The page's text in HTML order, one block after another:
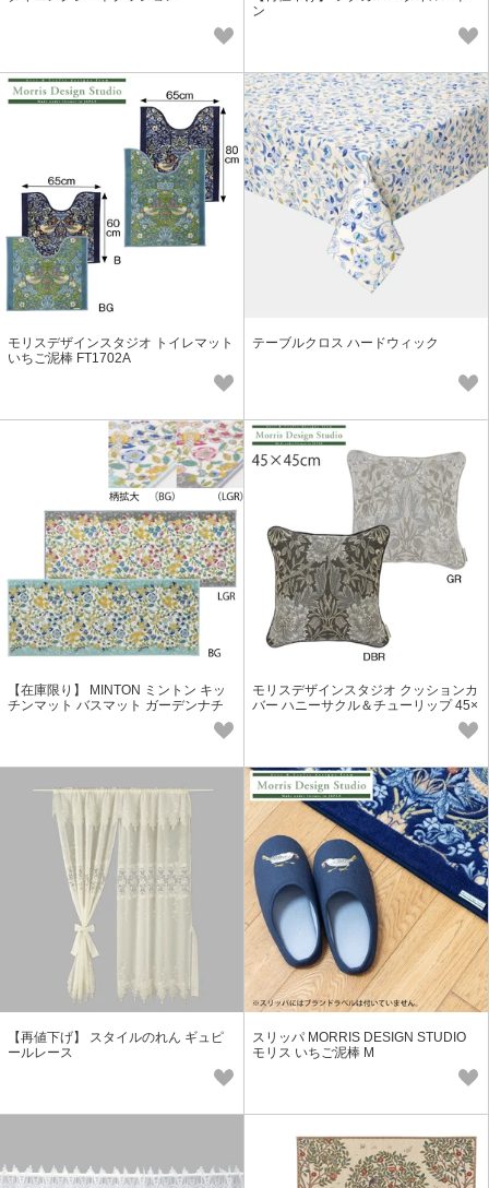
ン
モリスデザインスタジオ トイレマット
いちご泥棒 FT1702A
テーブルクロス ハードウィック
【在庫限り】 MINTON ミントン キッ
チンマット バスマット ガーデンナチ
モリスデザインスタジオ クッションカ
バー ハニーサクル＆チューリップ 45×
【再値下げ】 スタイルのれん ギュピ
ールレース
スリッパ MORRIS DESIGN STUDIO
モリス いちご泥棒 M